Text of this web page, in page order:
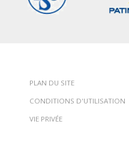
PLAN DU SITE
CONDITIONS D'UTILISATION
VIE PRIVÉE